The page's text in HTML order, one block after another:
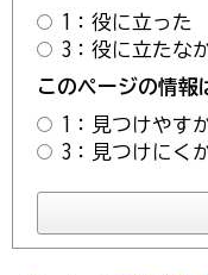
1：役に立った
3：役に立たな
このページの情報
1：見つけやす
3：見つけにく